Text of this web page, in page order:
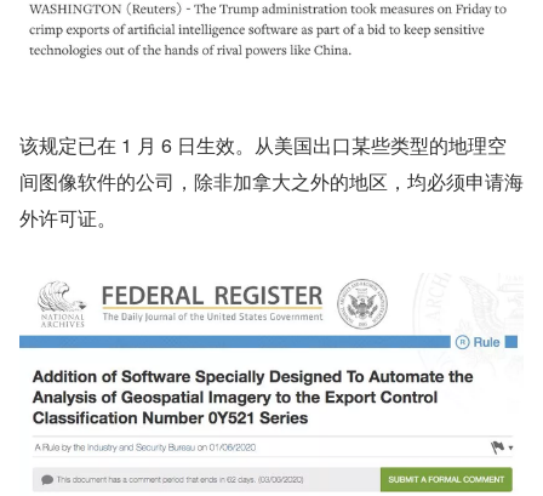
该规定已在 1 月 6 日生效。从美国出口某些类型的地理空
间图像软件的公司，除非加拿大之外的地区，均必须申请海
外许可证。